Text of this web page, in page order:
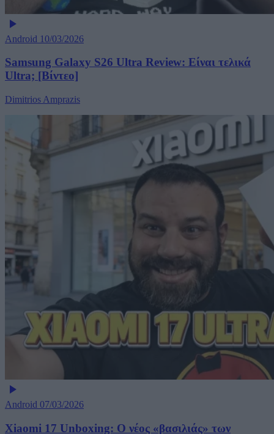
Android 10/03/2026
Samsung Galaxy S26 Ultra Review: Είναι τελικά
Ultra; [Βίντεο]
Dimitrios Amprazis
Android 07/03/2026
Xiaomi 17 Unboxing: Ο νέος «βασιλιάς» των